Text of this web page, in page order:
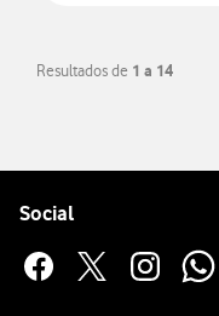
Resultados de 1 a 14
Social